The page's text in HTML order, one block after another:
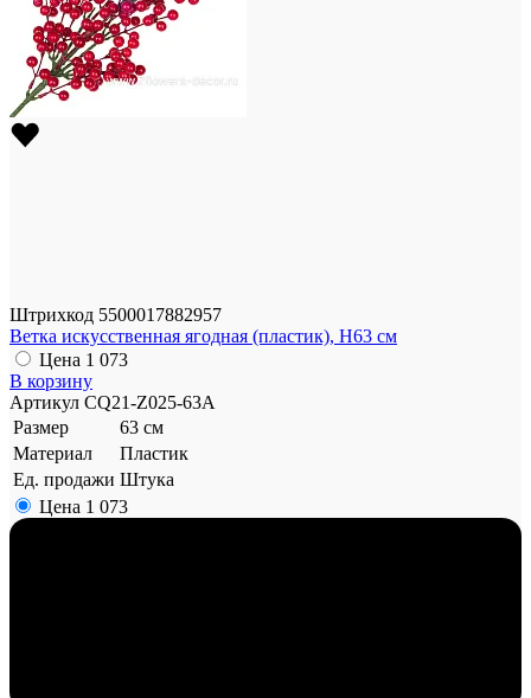
Штрихкод 5500017882957
Ветка искусственная ягодная (пластик), H63 см
Цена 1 073
В корзину
Артикул CQ21-Z025-63A
Размер
63 см
Материал
Пластик
Ед. продажи Штука
Цена 1 073